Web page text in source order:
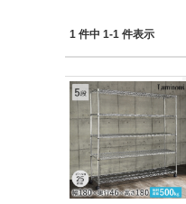
1 件中 1-1 件表示